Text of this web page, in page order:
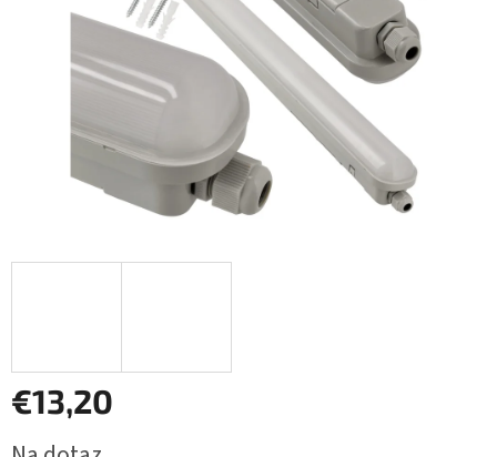
€13,20